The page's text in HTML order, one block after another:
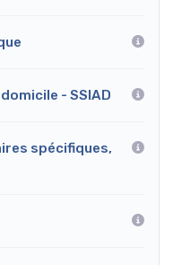
- SSIAD
spécifiques,